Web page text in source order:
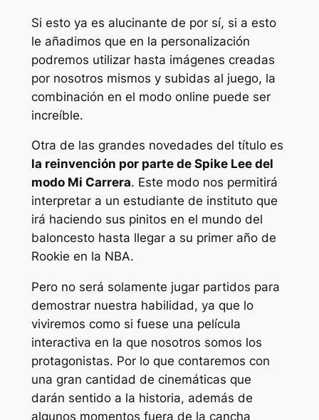
Si esto ya es alucinante de por sí, si a esto
le añadimos que en la personalización
podremos utilizar hasta imágenes creadas
por nosotros mismos y subidas al juego, la
combinación en el modo online puede ser
increíble.
Otra de las grandes novedades del título es
la reinvención por parte de Spike Lee del
modo Mi Carrera. Este modo nos permitirá
interpretar a un estudiante de instituto que
irá haciendo sus pinitos en el mundo del
baloncesto hasta llegar a su primer año de
Rookie en la NBA.
Pero no será solamente jugar partidos para
demostrar nuestra habilidad, ya que lo
viviremos como si fuese una película
interactiva en la que nosotros somos los
protagonistas. Por lo que contaremos con
una gran cantidad de cinemáticas que
darán sentido a la historia, además de
algunos momentos fuera de la cancha